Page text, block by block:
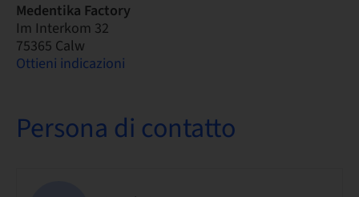
Medentika Factory
Im Interkom 32
75365 Calw
Ottieni indicazioni
Persona di contatto